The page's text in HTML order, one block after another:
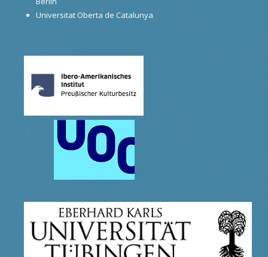
Universitat Oberta de Catalunya